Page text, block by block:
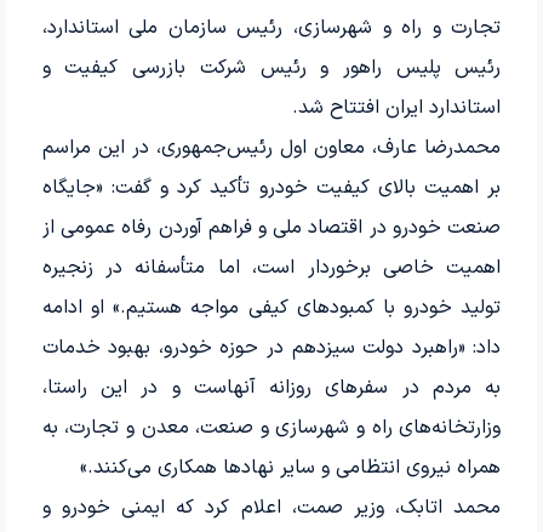
تجارت و راه و شهرسازی، رئیس سازمان ملی استاندارد،
رئیس پلیس راهور و رئیس شرکت بازرسی کیفیت و
استاندارد ایران افتتاح شد.
محمدرضا عارف، معاون اول رئیس‌جمهوری، در این مراسم
بر اهمیت بالای کیفیت خودرو تأکید کرد و گفت: «جایگاه
صنعت خودرو در اقتصاد ملی و فراهم آوردن رفاه عمومی از
اهمیت خاصی برخوردار است، اما متأسفانه در زنجیره
تولید خودرو با کمبودهای کیفی مواجه هستیم.» او ادامه
داد: «راهبرد دولت سیزدهم در حوزه خودرو، بهبود خدمات
به مردم در سفرهای روزانه آنهاست و در این راستا،
وزارتخانه‌های راه و شهرسازی و صنعت، معدن و تجارت، به
همراه نیروی انتظامی و سایر نهادها همکاری می‌کنند.»
محمد اتابک، وزیر صمت، اعلام کرد که ایمنی خودرو و